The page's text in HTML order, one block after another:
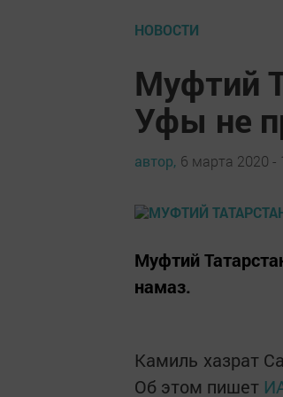
НОВОСТИ
Муфтий
Уфы не
автор, 6 марта 2020 -
Муфтий
намаз.
Камиль хазрат
Об этом пишет